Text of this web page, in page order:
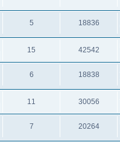
5 18836
15 42542
6 18838
11 30056
7 20264